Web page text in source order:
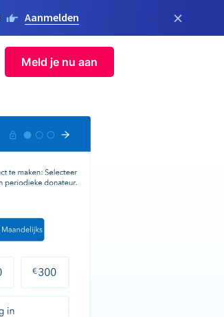
Aanmelden ×
Meld je nu aan